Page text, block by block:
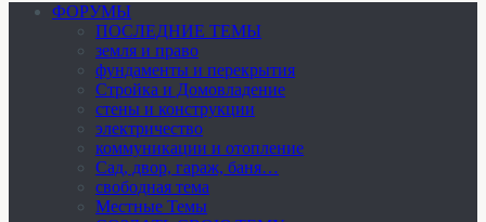
ФОРУМЫ
ПОСЛЕДНИЕ ТЕМЫ
земля и право
фундаменты и перекрытия
Стройка и Домовладение
стены и конструкции
электричество
коммуникации и отопление
Cад, двор, гараж, баня…
свободная тема
Местные Темы